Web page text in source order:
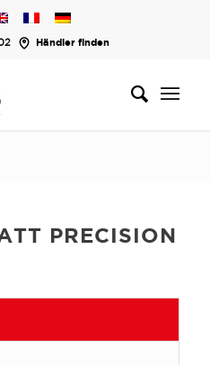
Händler finden
PRECISION